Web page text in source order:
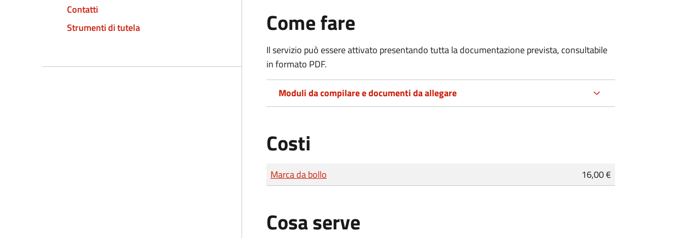
Contatti
Strumenti di tutela
Come fare
Il servizio può essere attivato presentando tutta la documentazione prevista, consultabile
in formato PDF.
Moduli da compilare e documenti da allegare
Costi
Tipo di pagamento
Importo
Marca da bollo 16,00 €
Cosa serve